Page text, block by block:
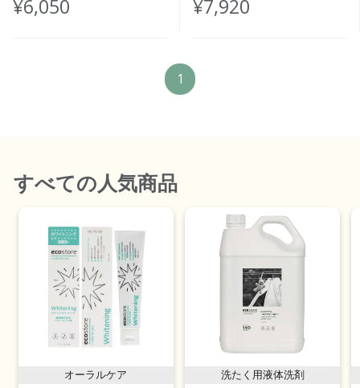
¥6,050 ¥7,920
1
すべての人気商品
オーラルケア 洗たく用液体洗剤